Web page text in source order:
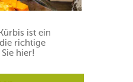
ist ein
richtige
hier!